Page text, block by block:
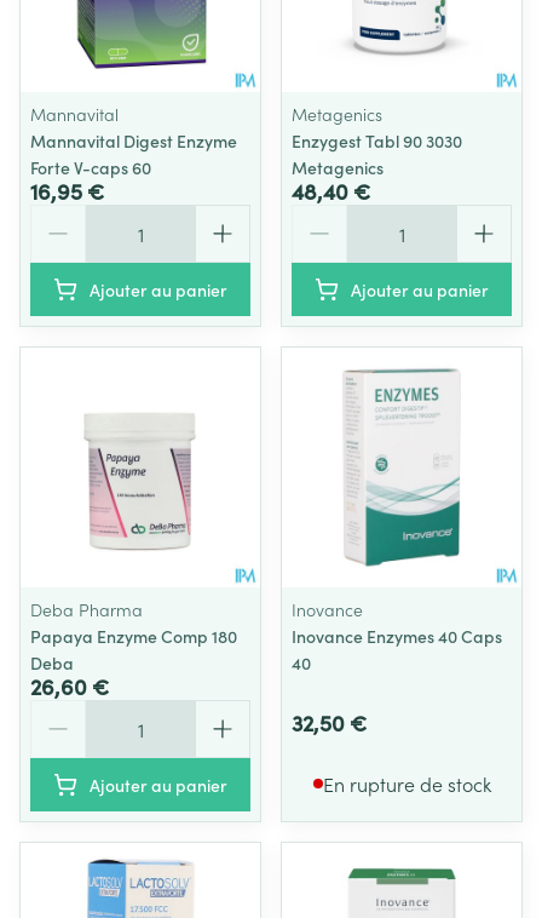
Mannavital
Mannavital Digest Enzyme
Forte V-caps 60
16,95 €
Ajouter au panier
Metagenics
Enzygest Tabl 90 3030
Metagenics
48,40 €
Ajouter au panier
Deba Pharma
Papaya Enzyme Comp 180
Deba
26,60 €
Ajouter au panier
Inovance
Inovance Enzymes 40 Caps
40
32,50 €
En rupture de stock